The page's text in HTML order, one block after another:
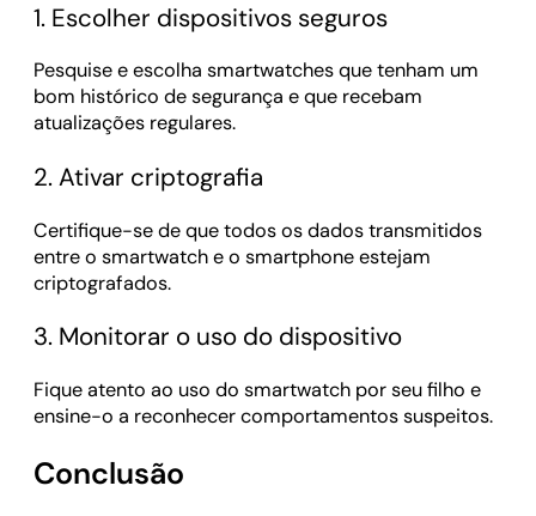
1. Escolher dispositivos seguros
Pesquise e escolha smartwatches que tenham um
bom histórico de segurança e que recebam
atualizações regulares.
2. Ativar criptografia
Certifique-se de que todos os dados transmitidos
entre o smartwatch e o smartphone estejam
criptografados.
3. Monitorar o uso do dispositivo
Fique atento ao uso do smartwatch por seu filho e
ensine-o a reconhecer comportamentos suspeitos.
Conclusão